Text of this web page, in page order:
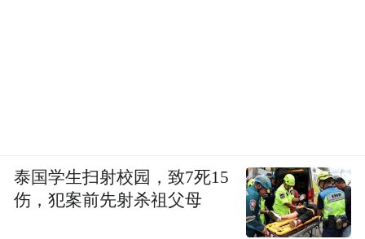
泰国学生扫射校园，致7死15
伤，犯案前先射杀祖父母